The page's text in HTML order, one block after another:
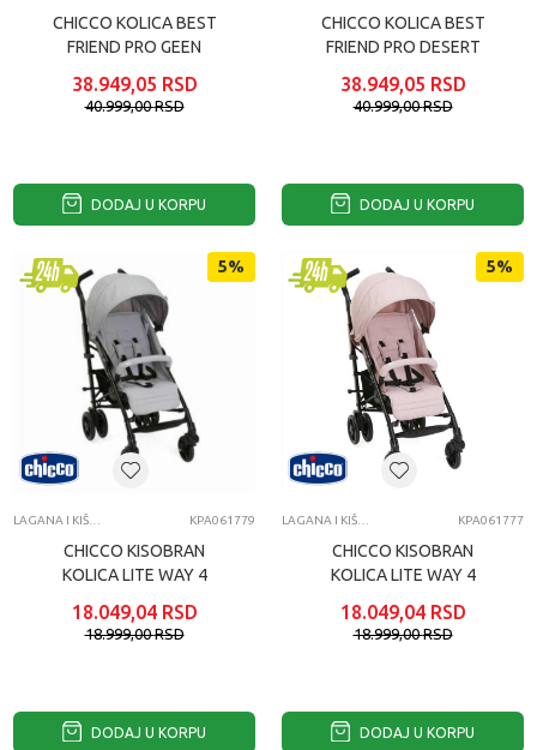
CHICCO KOLICA BEST
FRIEND PRO GEEN
38.949,05 RSD
40.999,00RSD
DODAJ U KORPU
CHICCO KOLICA BEST
FRIEND PRO DESERT
38.949,05 RSD
40.999,00RSD
DODAJ U KORPU
5%
KPA061779
CHICCO KISOBRAN
KOLICA LITE WAY 4
18.049,04 RSD
18.999,00RSD
DODAJ U KORPU
5%
KPA061777
CHICCO KISOBRAN
KOLICA LITE WAY 4
18.049,04 RSD
18.999,00RSD
DODAJ U KORPU